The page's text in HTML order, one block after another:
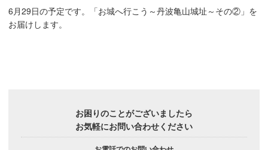
6月29日の予定です。「お城へ行こう～丹波亀山城址～その②」を
お届けします。
お困りのことがございましたら
お気軽にお問い合わせください